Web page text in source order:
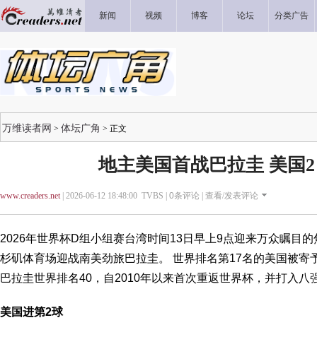
新闻 视频 博客 论坛 分类广告
万维读者网 > 体坛广角 > 正文
地主美国首战巴拉圭 美国
www.creaders.net| 2026-06-12 18:48:00 TVBS | 0条评论 | 查看/发表评论
2026年世界杯D组小组赛台湾时间13日早上9点迎来万众瞩目
杉矶体育场迎战南美劲旅巴拉圭。 世界排名第17名的美国被寄
巴拉圭世界排名40，自2010年以来首次重返世界杯，并打入八
美国进第2球